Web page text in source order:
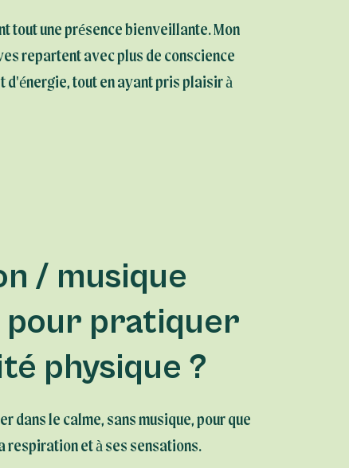
tout une présence bienveillante. Mon
repartent avec plus de conscience
d'énergie, tout en ayant pris plaisir à
/ musique
pratiquer
physique ?
dans le calme, sans musique, pour que
respiration et à ses sensations.